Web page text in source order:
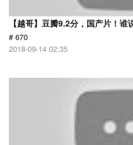
【越哥】豆瓣9.2分，国产片！谁
# 670
2018-09-14 02:35